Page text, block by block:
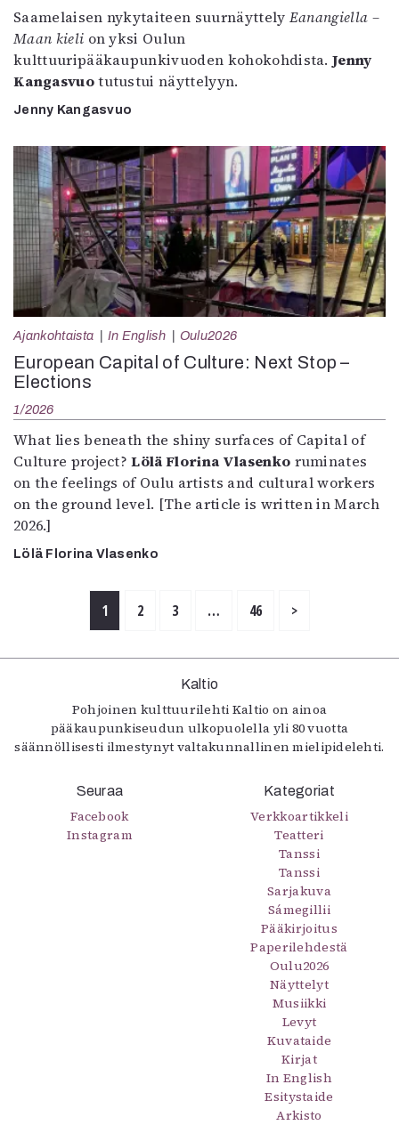
Saamelaisen nykytaiteen suurnäyttely Eanangiella –
Maan kieli on yksi Oulun
kulttuuripääkaupunkivuoden kohokohdista.Jenny
Kangasvuotutustui näyttelyyn.
Jenny Kangasvuo
Ajankohtaista In English Oulu2026
European Capital of Culture: Next Stop –
Elections
1/2026
What lies beneath the shiny surfaces of Capital of
Culture project?Lölä Florina Vlasenko ruminates
on the feelings of Oulu artists and cultural workers
on the ground level. [The article is written in March
2026.]
Lölä Florina Vlasenko
1 2 3 … 46 >
Kaltio
Pohjoinen kulttuurilehti Kaltio on ainoa
pääkaupunkiseudun ulkopuolella yli 80 vuotta
säännöllisesti ilmestynyt valtakunnallinen mielipidelehti.
Seuraa
Facebook
Instagram
Kategoriat
Verkkoartikkeli
Teatteri
Tanssi
Tanssi
Sarjakuva
Sámegillii
Pääkirjoitus
Paperilehdestä
Oulu2026
Näyttelyt
Musiikki
Levyt
Kuvataide
Kirjat
In English
Esitystaide
Arkisto